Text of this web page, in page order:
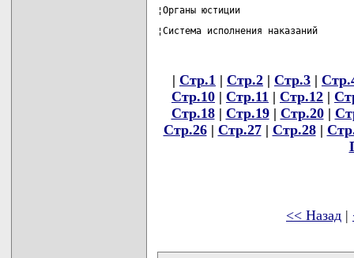
¦Органы юстиции
¦Система исполнения наказаний
| Стр.1 | Стр.2 | Стр.3 |
Стр.10 | Стр.11 | Стр.12 |
Стр.18| Стр.19| Стр.20|
Стр.26| Стр.27| Стр.28|
<< Назад |